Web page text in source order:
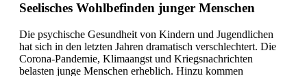
Seelisches Wohlbefinden junger Menschen
Die psychische Gesundheit von Kindern und Jugendlichen
hat sich in den letzten Jahren dramatisch verschlechtert. Die
Corona-Pandemie, Klimaangst und Kriegsnachrichten
belasten junge Menschen erheblich. Hinzu kommen